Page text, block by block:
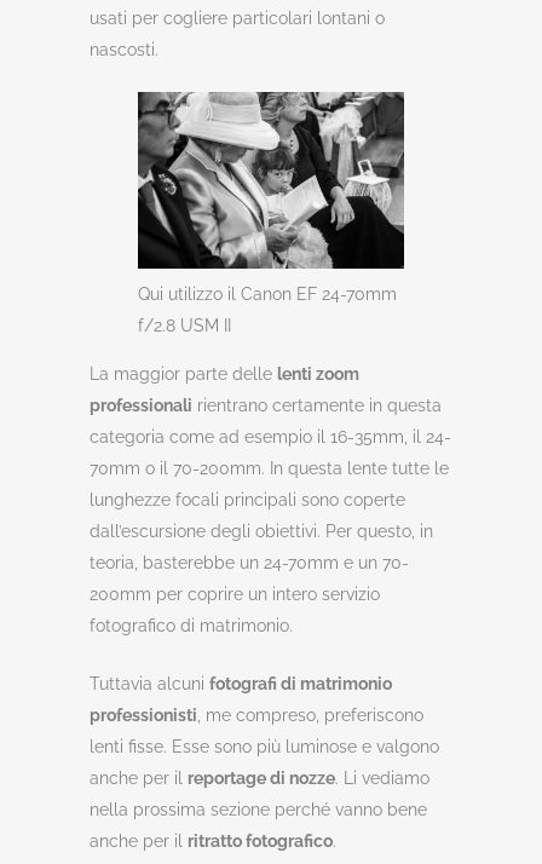
usati per cogliere particolari lontani o
nascosti.
Qui utilizzo il Canon EF 24-70mm
f/2.8 USM II
La maggior parte delle lenti zoom
professionali rientrano certamente in questa
categoria come ad esempio il 16-35mm, il 24-
70mm o il 70-200mm. In questa lente tutte le
lunghezze focali principali sono coperte
dall’escursione degli obiettivi. Per questo, in
teoria, basterebbe un 24-70mm e un 70-
200mm per coprire un intero servizio
fotografico di matrimonio.
Tuttavia alcuni fotografi di matrimonio
professionisti, me compreso, preferiscono
lenti fisse. Esse sono più luminose e valgono
anche per il reportage di nozze. Li vediamo
nella prossima sezione perché vanno bene
anche per il ritratto fotografico.